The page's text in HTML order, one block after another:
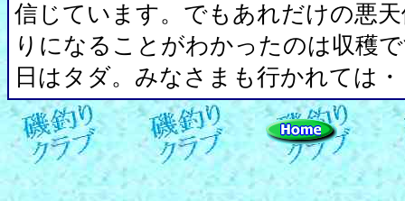
信じています。でもあれだけの悪
りになることがわかったのは収穫
日はタダ。みなさまも行かれては